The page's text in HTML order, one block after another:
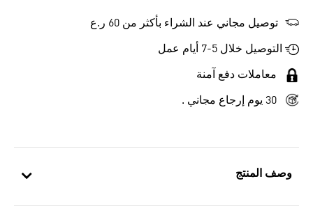
وصف المنتج
توصيل مجاني عند الشراء بأكثر من 60 ر.ع
التوصيل خلال 5-7 أيام عمل
معاملات دفع آمنة